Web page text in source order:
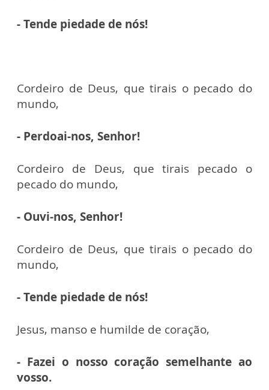
- Tende piedade de nós!
Cordeiro de Deus, que tirais o pecado do
mundo,
- Perdoai-nos, Senhor!
Cordeiro de Deus, que tirais pecado o
pecado do mundo,
- Ouvi-nos, Senhor!
Cordeiro de Deus, que tirais o pecado do
mundo,
- Tende piedade de nós!
Jesus, manso e humilde de coração,
- Fazei o nosso coração semelhante ao
vosso.